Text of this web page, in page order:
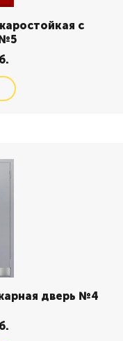
с
дверь №4